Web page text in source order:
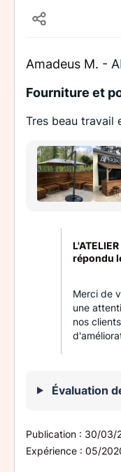
Amadeus M. -
Fourniture et
Tres beau travail
répondu
Merci de
une
nos
Évaluation
Publication : 30/03/
Expérience : 05/